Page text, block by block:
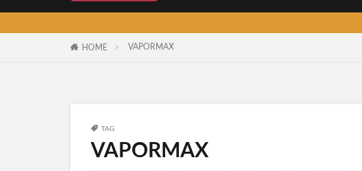
HOME VAPORMAX
TAG
VAPORMAX